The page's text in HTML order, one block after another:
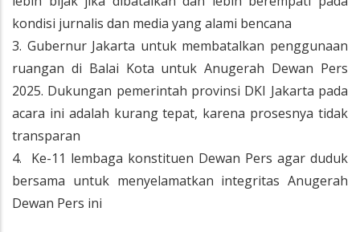
kondisi jurnalis dan media yang alami bencana
3. Gubernur Jakarta untuk membatalkan penggunaan
ruangan di Balai Kota untuk Anugerah Dewan Pers
2025. Dukungan pemerintah provinsi DKI Jakarta pada
acara ini adalah kurang tepat, karena prosesnya tidak
transparan
4. Ke-11 lembaga konstituen Dewan Pers agar duduk
bersama untuk menyelamatkan integritas Anugerah
Dewan Pers ini